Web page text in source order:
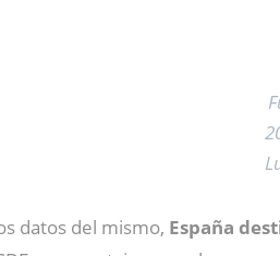
datos del mismo, España